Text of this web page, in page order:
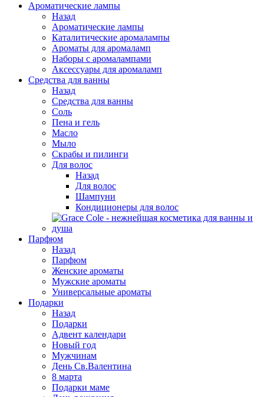
Ароматические лампы
Назад
Ароматические лампы
Каталитические аромалампы
Ароматы для аромаламп
Наборы с аромалампами
Аксессуары для аромаламп
Средства для ванны
Назад
Средства для ванны
Соль
Пена и гель
Масло
Мыло
Скрабы и пилинги
Для волос
Назад
Для волос
Шампуни
Кондиционеры для волос
Парфюм
Назад
Парфюм
Женские ароматы
Мужские ароматы
Универсальные ароматы
Подарки
Назад
Подарки
Адвент календари
Новый год
Мужчинам
День Св.Валентина
8 марта
Подарки маме